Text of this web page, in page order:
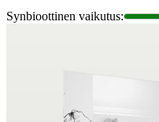
Synbioottinen vaikutus: